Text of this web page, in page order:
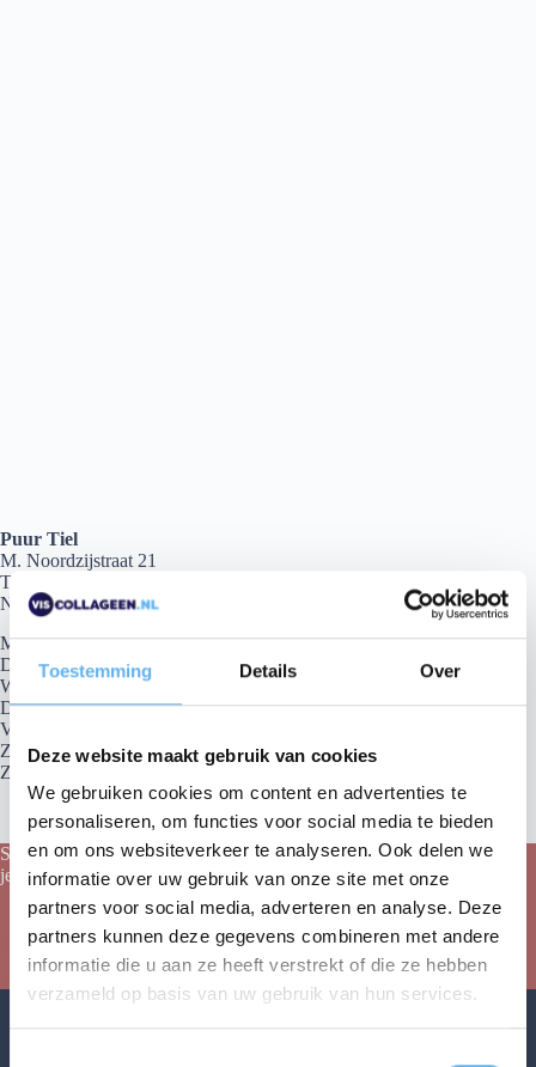
Toestemming Details Over
Deze website maakt gebruik van cookies
We gebruiken cookies om content en advertenties te
personaliseren, om functies voor social media te bieden
en om ons websiteverkeer te analyseren. Ook delen we
informatie over uw gebruik van onze site met onze
partners voor social media, adverteren en analyse. Deze
partners kunnen deze gegevens combineren met andere
informatie die u aan ze heeft verstrekt of die ze hebben
verzameld op basis van uw gebruik van hun services.
Puur Tiel
M. Noordzijstraat 21
Tiel
Nederland
Maandag
9:00 AM - 5:00 PM
Dinsdag
9:00 AM - 5:00 PM
Woensdag
9:00 AM - 5:00 PM
Donderdag
9:00 AM - 5:00 PM
Vrijdag
Zaterdag
gesloten
Zondag
Schrijf je in voor onze nieuwsbrief en ontvang 10% korting op
je eerste bestelling!
MELD JE AAN VOOR ONZE NIEUWSBRIEF